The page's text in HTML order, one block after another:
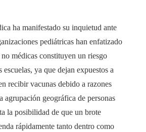
ha manifestado su inquietud ante
pediátricas han enfatizado
médicas constituyen un riesgo
escuelas, ya que dejan expuestos a
recibir vacunas debido a razones
agrupación geográfica de personas
la posibilidad de que un brote
rápidamente tanto dentro como